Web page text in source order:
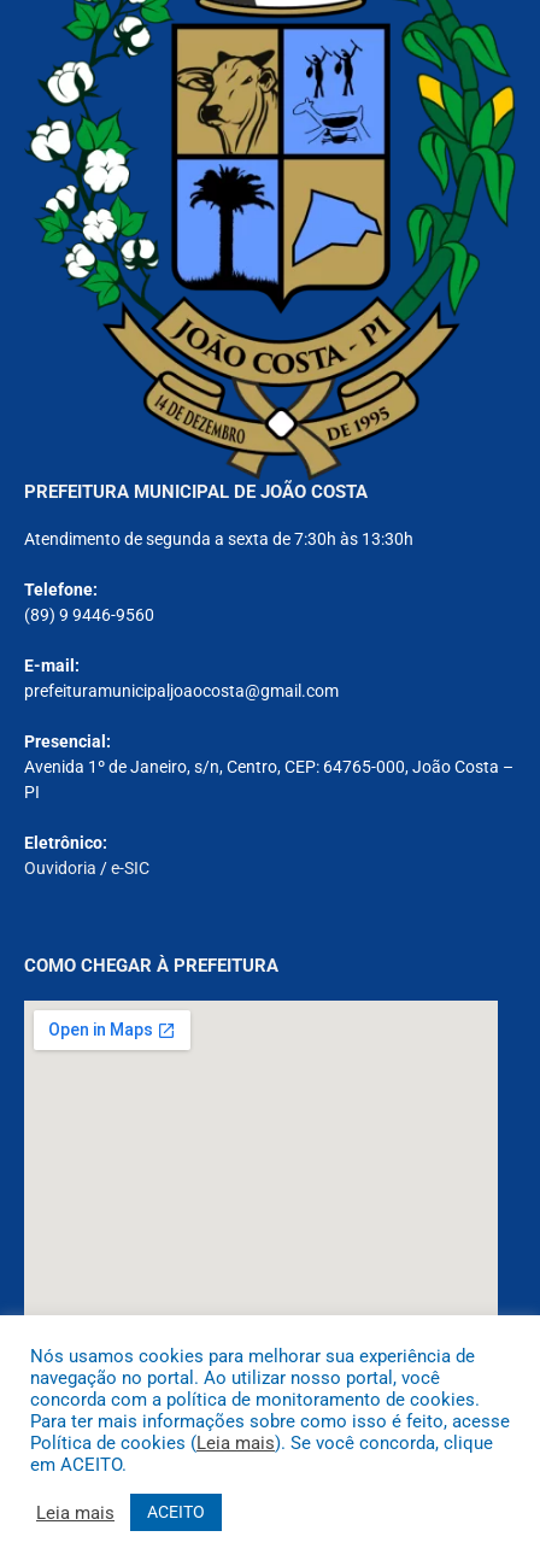
PREFEITURA MUNICIPAL DE JOÃO COSTA
Atendimento de segunda a sexta de 7:30h às 13:30h
Telefone:
(89) 9 9446-9560
E-mail:
prefeituramunicipaljoaocosta@gmail.com
Presencial:
Avenida 1º de Janeiro, s/n, Centro, CEP: 64765-000, João Costa –
PI
Eletrônico:
Ouvidoria /e-SIC
COMO CHEGAR À PREFEITURA
DESENVOLVIDO POR CR2
Nós usamos cookies para melhorar sua experiência de
navegação no portal. Ao utilizar nosso portal, você
concorda com a política de monitoramento de cookies.
Para ter mais informações sobre como isso é feito, acesse
Política de cookies (Leia mais). Se você concorda, clique
em ACEITO.
Leia mais ACEITO